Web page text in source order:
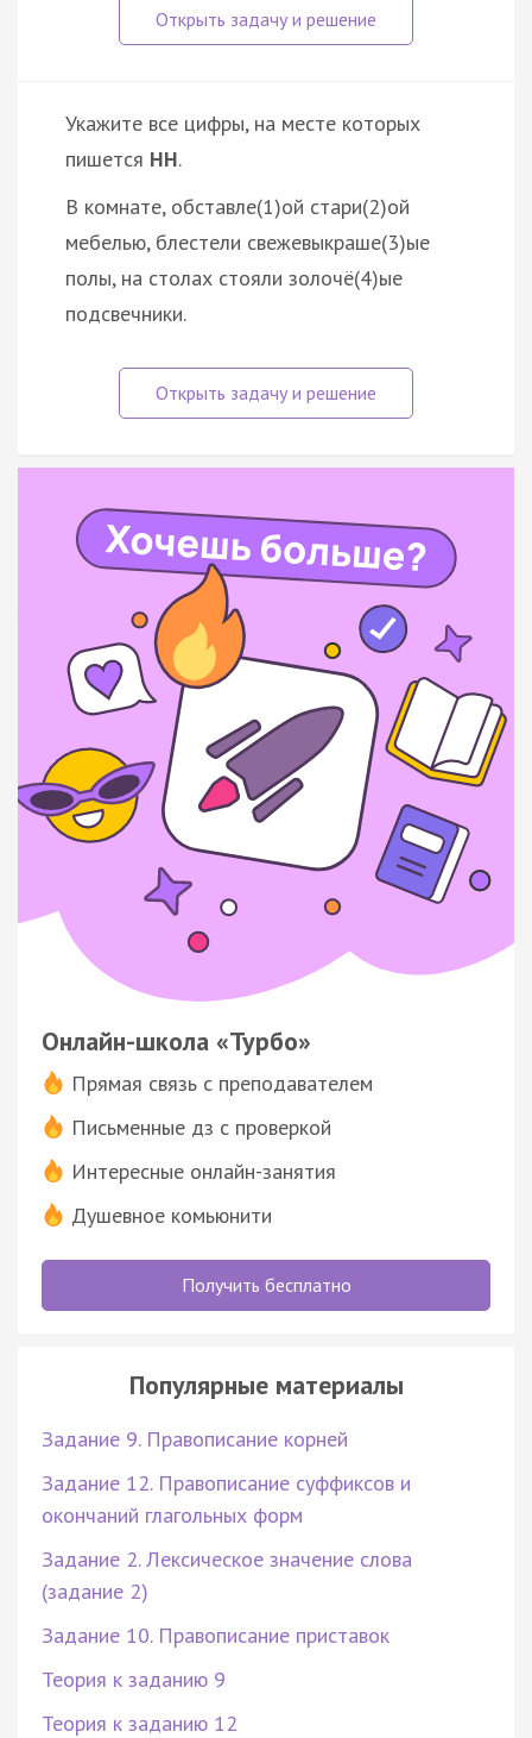
Укажите все цифры, на месте которых
пишется НН.
В комнате, обставле(1)ой стари(2)ой
мебелью, блестели свежевыкраше(3)ые
полы, на столах стояли золочё(4)ые
подсвечники.
Онлайн-школа «Турбо»
Прямая связь с преподавателем
Письменные дз с проверкой
Интересные онлайн-занятия
Душевное комьюнити
Получить бесплатно
Популярные материалы
Задание 9. Правописание корней
Задание 12. Правописание суффиксов и
окончаний глагольных форм
Задание 2. Лексическое значение слова
(задание 2)
Задание 10. Правописание приставок
Теория к заданию 9
Теория к заданию 12